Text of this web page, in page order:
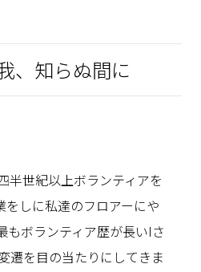
、知らぬ間に
半世紀以上ボランティアを
しに私達のフロアーにや
もボランティア歴が長いIさ
遷を目の当たりにしてきま